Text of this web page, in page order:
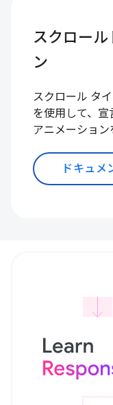
スクロール
ン
スクロール タ
を使用して、
アニメーション
ドキュメ